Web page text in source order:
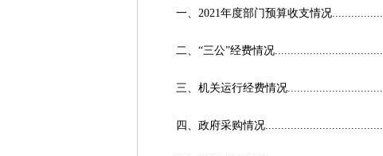
一、2021年度部门预算收支情况
二、“三公”经费情况
三、机关运行经费情况
四、政府采购情况